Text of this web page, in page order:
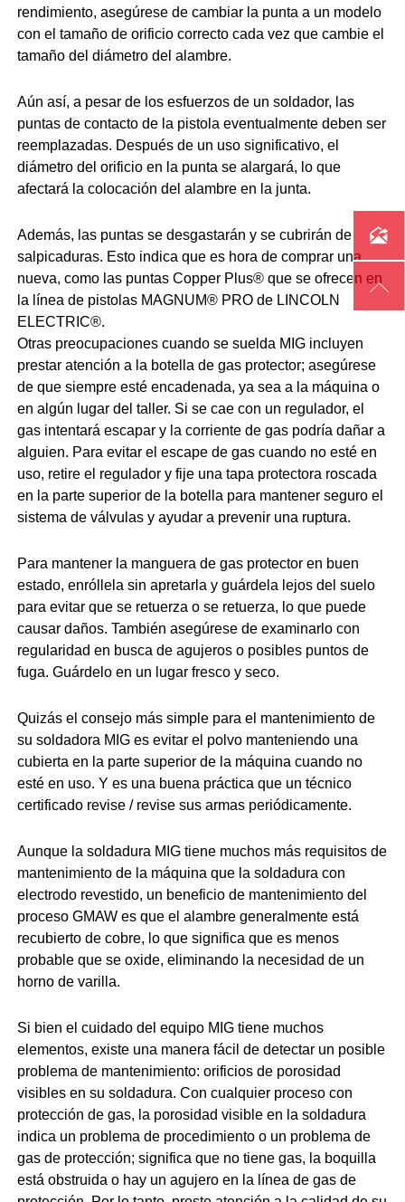
rendimiento, asegúrese de cambiar la punta a un modelo
con el tamaño de orificio correcto cada vez que cambie el
tamaño del diámetro del alambre.
Aún así, a pesar de los esfuerzos de un soldador, las
puntas de contacto de la pistola eventualmente deben ser
reemplazadas. Después de un uso significativo, el
diámetro del orificio en la punta se alargará, lo que
afectará la colocación del alambre en la junta.
Además, las puntas se desgastarán y se cubrirán de
salpicaduras. Esto indica que es hora de comprar una
nueva, como las puntas Copper Plus® que se ofrecen en
la línea de pistolas MAGNUM® PRO de LINCOLN
ELECTRIC®.
Otras preocupaciones cuando se suelda MIG incluyen
prestar atención a la botella de gas protector; asegúrese
de que siempre esté encadenada, ya sea a la máquina o
en algún lugar del taller. Si se cae con un regulador, el
gas intentará escapar y la corriente de gas podría dañar a
alguien. Para evitar el escape de gas cuando no esté en
uso, retire el regulador y fije una tapa protectora roscada
en la parte superior de la botella para mantener seguro el
sistema de válvulas y ayudar a prevenir una ruptura.
Para mantener la manguera de gas protector en buen
estado, enróllela sin apretarla y guárdela lejos del suelo
para evitar que se retuerza o se retuerza, lo que puede
causar daños. También asegúrese de examinarlo con
regularidad en busca de agujeros o posibles puntos de
fuga. Guárdelo en un lugar fresco y seco.
Quizás el consejo más simple para el mantenimiento de
su soldadora MIG es evitar el polvo manteniendo una
cubierta en la parte superior de la máquina cuando no
esté en uso. Y es una buena práctica que un técnico
certificado revise / revise sus armas periódicamente.
Aunque la soldadura MIG tiene muchos más requisitos de
mantenimiento de la máquina que la soldadura con
electrodo revestido, un beneficio de mantenimiento del
proceso GMAW es que el alambre generalmente está
recubierto de cobre, lo que significa que es menos
probable que se oxide, eliminando la necesidad de un
horno de varilla.
Si bien el cuidado del equipo MIG tiene muchos
elementos, existe una manera fácil de detectar un posible
problema de mantenimiento: orificios de porosidad
visibles en su soldadura. Con cualquier proceso con
protección de gas, la porosidad visible en la soldadura
indica un problema de procedimiento o un problema de
gas de protección; significa que no tiene gas, la boquilla
está obstruida o hay un agujero en la línea de gas de

